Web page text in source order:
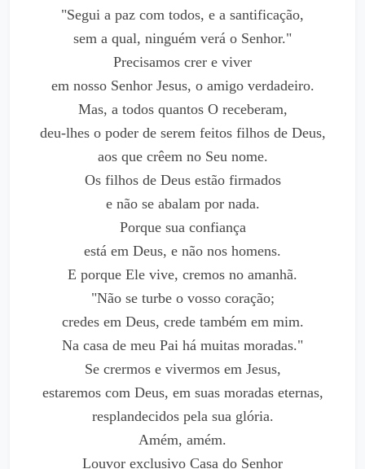
"Segui a paz com todos, e a santificação,
sem a qual, ninguém verá o Senhor."
Precisamos crer e viver
em nosso Senhor Jesus, o amigo verdadeiro.
Mas, a todos quantos O receberam,
deu-lhes o poder de serem feitos filhos de Deus,
aos que crêem no Seu nome.
Os filhos de Deus estão firmados
e não se abalam por nada.
Porque sua confiança
está em Deus, e não nos homens.
E porque Ele vive, cremos no amanhã.
"Não se turbe o vosso coração;
credes em Deus, crede também em mim.
Na casa de meu Pai há muitas moradas."
Se crermos e vivermos em Jesus,
estaremos com Deus, em suas moradas eternas,
resplandecidos pela sua glória.
Amém, amém.
Louvor exclusivo Casa do Senhor